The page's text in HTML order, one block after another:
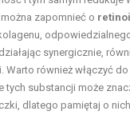
zapomnieć o
, działając synergicznie,
Warto również włączyć
tych substancji może
dlatego pamiętaj o